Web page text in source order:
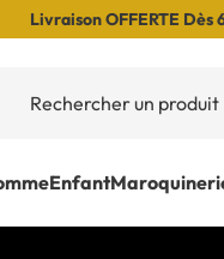
Livraison OFFERTE
Enfant